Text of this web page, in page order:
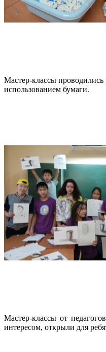
Мастер-классы
использованием бумаги.
Мастер-классы от педагогов
интересом, открыли для